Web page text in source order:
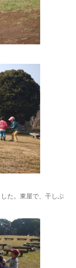
た。東屋で、干しぶ